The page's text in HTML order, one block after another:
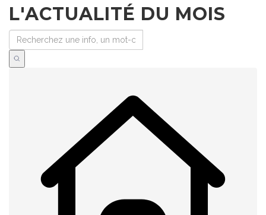
L'ACTUALITÉ DU MOIS